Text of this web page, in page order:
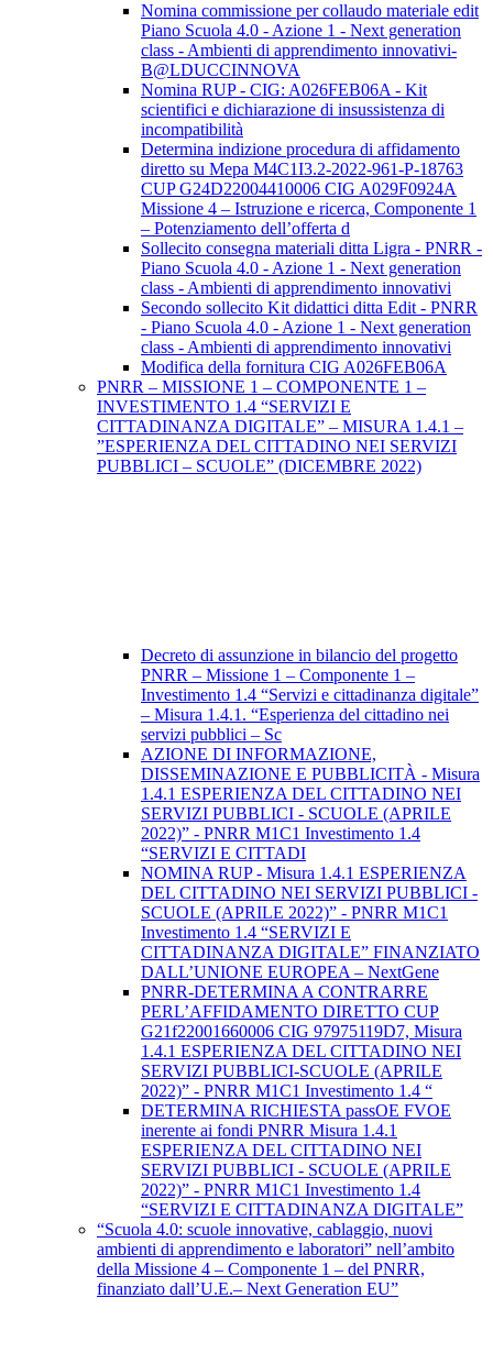
Nomina commissione per collaudo materiale edit
Piano Scuola 4.0 - Azione 1 - Next generation
class - Ambienti di apprendimento innovativi-
B@LDUCCINNOVA
Nomina RUP - CIG: A026FEB06A - Kit
scientifici e dichiarazione di insussistenza di
incompatibilità
Determina indizione procedura di affidamento
diretto su Mepa M4C1I3.2-2022-961-P-18763
CUP G24D22004410006 CIG A029F0924A
Missione 4 – Istruzione e ricerca, Componente 1
– Potenziamento dell’offerta d
Sollecito consegna materiali ditta Ligra - PNRR -
Piano Scuola 4.0 - Azione 1 - Next generation
class - Ambienti di apprendimento innovativi
Secondo sollecito Kit didattici ditta Edit - PNRR
- Piano Scuola 4.0 - Azione 1 - Next generation
class - Ambienti di apprendimento innovativi
Modifica della fornitura CIG A026FEB06A
PNRR – MISSIONE 1 – COMPONENTE 1 –
INVESTIMENTO 1.4 “SERVIZI E
CITTADINANZA DIGITALE” – MISURA 1.4.1 –
”ESPERIENZA DEL CITTADINO NEI SERVIZI
PUBBLICI – SCUOLE” (DICEMBRE 2022)
Decreto di assunzione in bilancio del progetto
PNRR – Missione 1 – Componente 1 –
Investimento 1.4 “Servizi e cittadinanza digitale”
– Misura 1.4.1. “Esperienza del cittadino nei
servizi pubblici – Sc
AZIONE DI INFORMAZIONE,
DISSEMINAZIONE E PUBBLICITÀ - Misura
1.4.1 ESPERIENZA DEL CITTADINO NEI
SERVIZI PUBBLICI - SCUOLE (APRILE
2022)” - PNRR M1C1 Investimento 1.4
“SERVIZI E CITTADI
NOMINA RUP - Misura 1.4.1 ESPERIENZA
DEL CITTADINO NEI SERVIZI PUBBLICI -
SCUOLE (APRILE 2022)” - PNRR M1C1
Investimento 1.4 “SERVIZI E
CITTADINANZA DIGITALE” FINANZIATO
DALL’UNIONE EUROPEA – NextGene
PNRR-DETERMINA A CONTRARRE
PERL’AFFIDAMENTO DIRETTO CUP
G21f22001660006 CIG 97975119D7, Misura
1.4.1 ESPERIENZA DEL CITTADINO NEI
SERVIZI PUBBLICI-SCUOLE (APRILE
2022)” - PNRR M1C1 Investimento 1.4 “
DETERMINA RICHIESTA passOE FVOE
inerente ai fondi PNRR Misura 1.4.1
ESPERIENZA DEL CITTADINO NEI
SERVIZI PUBBLICI - SCUOLE (APRILE
2022)” - PNRR M1C1 Investimento 1.4
“SERVIZI E CITTADINANZA DIGITALE”
“Scuola 4.0: scuole innovative, cablaggio, nuovi
ambienti di apprendimento e laboratori” nell’ambito
della Missione 4 – Componente 1 – del PNRR,
finanziato dall’U.E.– Next Generation EU”